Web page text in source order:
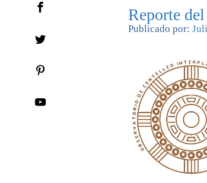
Reporte
Publicado por: